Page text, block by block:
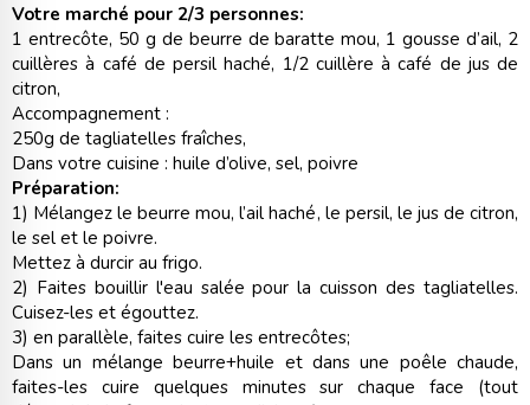
Votre marché pour 2/3 personnes:
1 entrecôte, 50 g de beurre de baratte mou, 1 gousse d’ail, 2
cuillères à café de persil haché, 1/2 cuillère à café de jus de
citron,
Accompagnement :
250g de tagliatelles fraîches,
Dans votre cuisine : huile d’olive, sel, poivre
Préparation:
1) Mélangez le beurre mou, l’ail haché, le persil, le jus de citron,
le sel et le poivre.
Mettez à durcir au frigo.
2) Faites bouillir l'eau salée pour la cuisson des tagliatelles.
Cuisez-les et égouttez.
3) en parallèle, faites cuire les entrecôtes;
Dans un mélange beurre+huile et dans une poêle chaude,
faites-les cuire quelques minutes sur chaque face (tout